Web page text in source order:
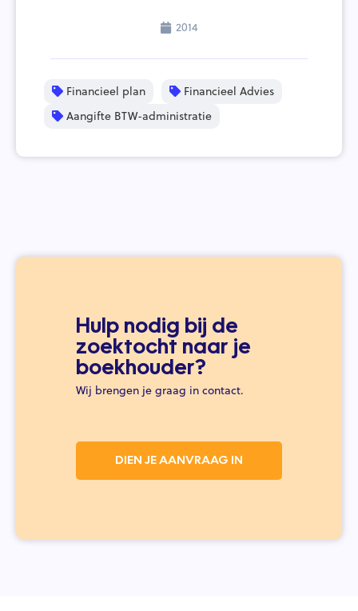
2014
Financieel plan
Financieel Advies
Aangifte BTW-administratie
Hulp nodig bij de
zoektocht naar je
boekhouder?
Wij brengen je graag in contact.
DIEN JE AANVRAAG IN